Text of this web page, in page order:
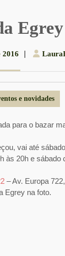
2016
2016
|
e novidades
para o bazar
vai até
às 20h e sábado
– Av. Europa
Egrey na foto.